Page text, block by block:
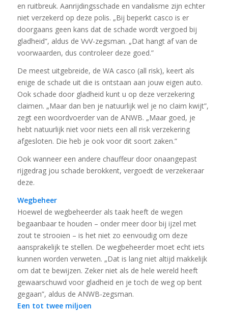
en ruitbreuk. Aanrijdingsschade en vandalisme zijn echter
niet verzekerd op deze polis. „Bij beperkt casco is er
doorgaans geen kans dat de schade wordt vergoed bij
gladheid”, aldus de VvV-zegsman. „Dat hangt af van de
voorwaarden, dus controleer deze goed.”
De meest uitgebreide, de WA casco (all risk), keert als
enige de schade uit die is ontstaan aan jouw eigen auto.
Ook schade door gladheid kunt u op deze verzekering
claimen. „Maar dan ben je natuurlijk wel je no claim kwijt”,
zegt een woordvoerder van de ANWB. „Maar goed, je
hebt natuurlijk niet voor niets een all risk verzekering
afgesloten. Die heb je ook voor dit soort zaken.”
Ook wanneer een andere chauffeur door onaangepast
rijgedrag jou schade berokkent, vergoedt de verzekeraar
deze.
Wegbeheer
Hoewel de wegbeheerder als taak heeft de wegen
begaanbaar te houden – onder meer door bij ijzel met
zout te strooien – is het niet zo eenvoudig om deze
aansprakelijk te stellen. De wegbeheerder moet echt iets
kunnen worden verweten. „Dat is lang niet altijd makkelijk
om dat te bewijzen. Zeker niet als de hele wereld heeft
gewaarschuwd voor gladheid en je toch de weg op bent
gegaan”, aldus de ANWB-zegsman.
Een tot twee miljoen